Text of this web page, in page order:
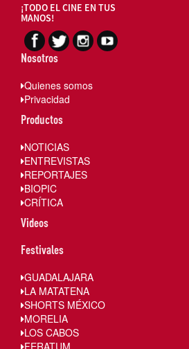
¡TODO EL CINE EN TUS
MANOS!
Nosotros
Quienes somos
Privacidad
Productos
NOTICIAS
ENTREVISTAS
REPORTAJES
BIOPIC
CRÍTICA
Videos
Festivales
GUADALAJARA
LA MATATENA
SHORTS MÉXICO
MORELIA
LOS CABOS
FERATUM